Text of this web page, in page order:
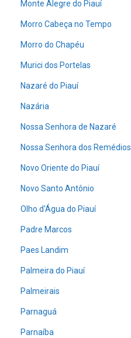
Monte Alegre do Piauí
Morro Cabeça no Tempo
Morro do Chapéu
Murici dos Portelas
Nazaré do Piauí
Nazária
Nossa Senhora de Nazaré
Nossa Senhora dos Remédios
Novo Oriente do Piauí
Novo Santo Antônio
Olho d'Água do Piauí
Padre Marcos
Paes Landim
Palmeira do Piauí
Palmeirais
Parnaguá
Parnaíba